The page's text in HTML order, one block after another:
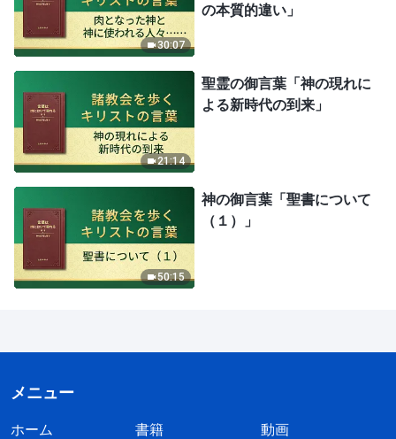
30:07
の本質的違い」
21:14
聖霊の御言葉「神の現れに
よる新時代の到来」
50:15
神の御言葉「聖書について
（１）」
メニュー
ホーム 書籍
動画